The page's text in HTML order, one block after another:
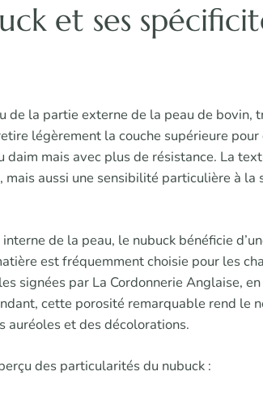
et ses
de la partie externe de la peau de bovin,
légèrement la couche supérieure
mais avec plus de résistance. La
mais aussi une sensibilité particulière à la
de la peau, le nubuck bénéficie
est fréquemment choisie pour les
signées par La Cordonnerie Anglaise,
cette porosité remarquable rend le
auréoles et des décolorations.
des particularités du nubuck :